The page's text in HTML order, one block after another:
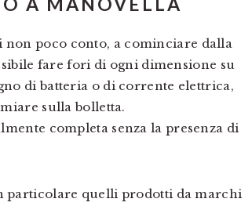
poco conto, a cominciare dalla
fare fori di ogni dimensione su
di batteria o di corrente elettrica,
sulla bolletta.
completa senza la presenza di
particolare quelli prodotti da marchi